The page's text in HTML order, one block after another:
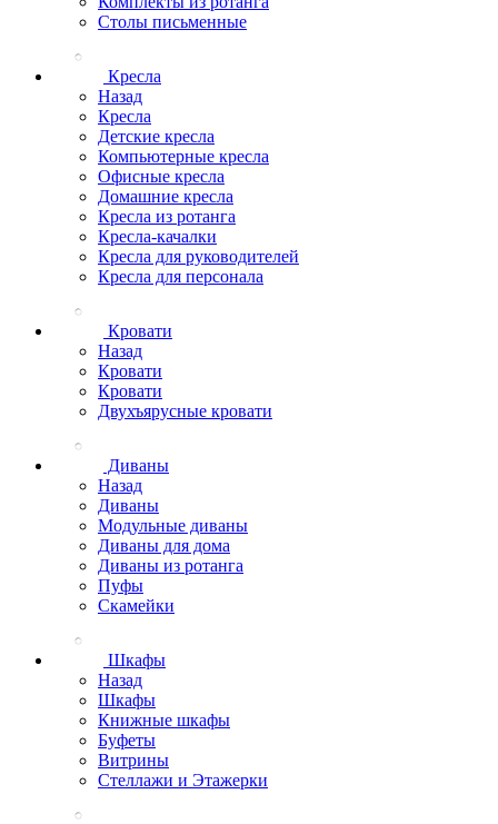
Столы письменные
Кресла
Назад
Кресла
Детские кресла
Компьютерные кресла
Офисные кресла
Домашние кресла
Кресла из ротанга
Кресла-качалки
Кресла для руководителей
Кресла для персонала
Кровати
Назад
Кровати
Кровати
Двухъярусные кровати
Диваны
Назад
Диваны
Модульные диваны
Диваны для дома
Диваны из ротанга
Пуфы
Скамейки
Шкафы
Назад
Шкафы
Книжные шкафы
Буфеты
Витрины
Стеллажи и Этажерки